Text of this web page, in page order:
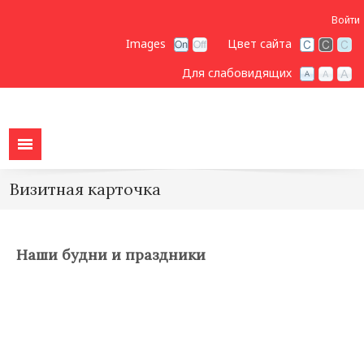
Войти
Цвет сайта
Images
Для слабовидящих
Визитная карточка
Наши будни и праздники